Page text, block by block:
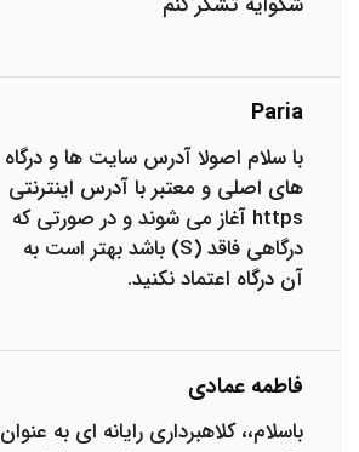
Paria
با سلام اصولا آدرس سایت ها و درگاه
های اصلی و معتبر با آدرس اینترنتی
https آغاز می شوند و در صورتی که
درگاهی فاقد (S) باشد بهتر است به
آن درگاه اعتماد نکنید.
فاطمه عمادی
باسلام،، کلاهبرداری رایانه ای به عنوان